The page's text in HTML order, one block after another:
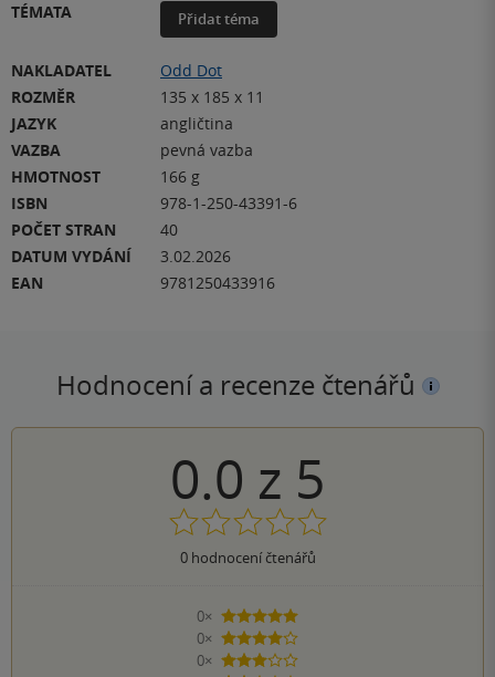
TÉMATA
Přidat téma
NAKLADATEL
Odd Dot
ROZMĚR
135 x 185 x 11
JAZYK
angličtina
VAZBA
pevná vazba
HMOTNOST
166 g
ISBN
978-1-250-43391-6
POČET STRAN
40
DATUM VYDÁNÍ
3.02.2026
EAN
9781250433916
Hodnocení a recenze čtenářů
0.0 z 5
0hodnocení čtenářů
0×
5 hvězdiček
0×
4 hvězdičky
0×
3 hvězdičky